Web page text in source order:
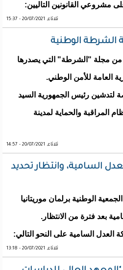
القانونين التاليين:
ثلاثاء, 20/07/2021 - 15:37
الشرطة الوطنية
من مجلة "الشرطة" التي يصدرها
العامة للأمن الوطني.
لتدشين رئيس الجمهورية السيد
المراقبة والحماية لمدينة
ثلاثاء, 20/07/2021 - 14:57
السامية، وانتظار تحديد
الوطنية برلمان موريتانيا
بعد فترة من الانتظار.
السامية على النحو التالي:
ثلاثاء, 20/07/2021 - 13:18